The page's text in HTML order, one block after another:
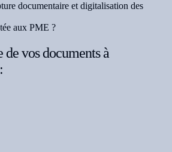
documentaire et digitalisation des
aux PME ?
vos documents à